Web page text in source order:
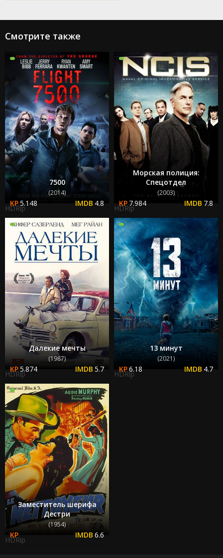
Смотрите также
7500
(2014)
5.148 4.8
HDRip
Морская полиция:
Спецотдел
(2003)
7.984 7.8
HDRip
Далекие мечты
(1987)
5.874 5.7
HDRip
13 минут
(2021)
6.18 4.7
HDRip
Заместитель шерифа
Дестри
(1954)
6.6
HDRip